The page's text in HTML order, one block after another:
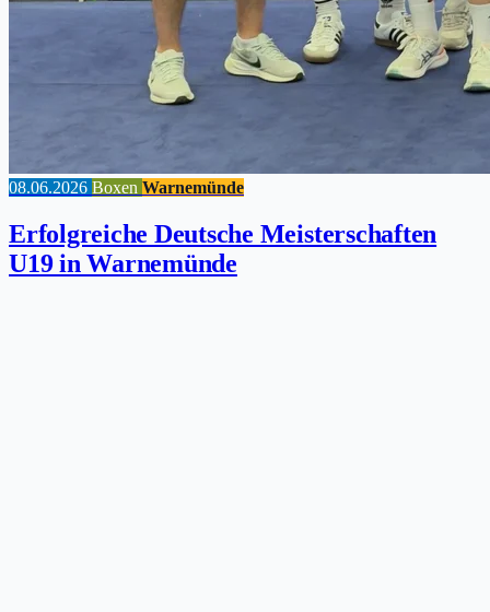
08.06.2026 Boxen Warnemünde
Erfolgreiche Deutsche Meisterschaften
U19 in Warnemünde